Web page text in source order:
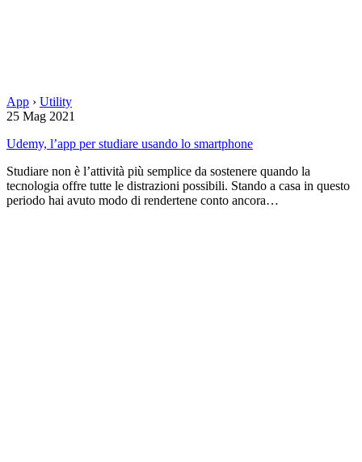
App › Utility
25 Mag 2021
Udemy, l’app per studiare usando lo smartphone
Studiare non è l’attività più semplice da sostenere quando la
tecnologia offre tutte le distrazioni possibili. Stando a casa in questo
periodo hai avuto modo di rendertene conto ancora…